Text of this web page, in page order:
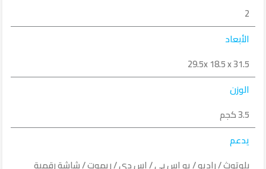
2
الأبعاد
29.5x 18.5 x 31.5
الوزن
3.5 كجم
يدعم
بلوتوث / راديو / يو اس بي / اس دي / ريموت / شاشة رقمية